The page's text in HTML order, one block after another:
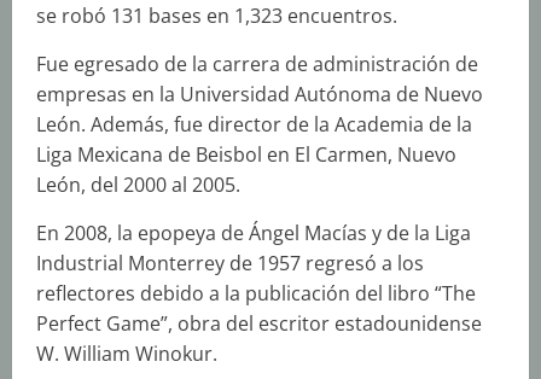
se robó 131 bases en 1,323 encuentros.
Fue egresado de la carrera de administración de
empresas en la Universidad Autónoma de Nuevo
León. Además, fue director de la Academia de la
Liga Mexicana de Beisbol en El Carmen, Nuevo
León, del 2000 al 2005.
En 2008, la epopeya de Ángel Macías y de la Liga
Industrial Monterrey de 1957 regresó a los
reflectores debido a la publicación del libro “The
Perfect Game”, obra del escritor estadounidense
W. William Winokur.